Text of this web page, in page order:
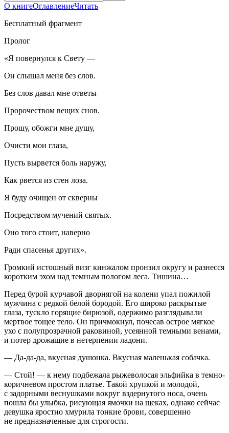
О книгеОглавлениеЧитать
Бесплатный фрагмент
Пролог
«Я повернулся к Свету —
Он слышал меня без слов.
Без слов давал мне ответы
Пророчеством вещих снов.
Прошу, обожги мне душу,
Очисти мои глаза,
Пусть вырвется боль наружу,
Как рвется из стен лоза.
Я буду очищен от скверны
Посредством мучений святых.
Оно того стоит, наверно
Ради спасенья других».
Громкий истошный визг кинжалом пронзил округу и разнесся
коротким эхом над темным пологом леса. Тишина…
Перед бурой курчавой дворнягой на колени упал пожилой
мужчина с редкой белой бородой. Его широко раскрытые
глаза, тускло горящие бирюзой, одержимо разглядывали
мертвое тощее тело. Он причмокнул, почесав острое мягкое
ухо с полупрозрачной раковиной, усеянной темными венами,
и потер дрожащие в нетерпении ладони.
— Да-да-да, вкусная душонка. Вкусная маленькая собачка.
— Стой! — к нему подбежала рыжеволосая эльфийка в темно-
коричневом простом платье. Такой хрупкой и молодой,
с задорными веснушками вокруг вздернутого носа, очень
пошла бы улыбка, рисующая ямочки на щеках, однако сейчас
девушка яростно хмурила тонкие брови, совершенно
не предназначенные для строгости.